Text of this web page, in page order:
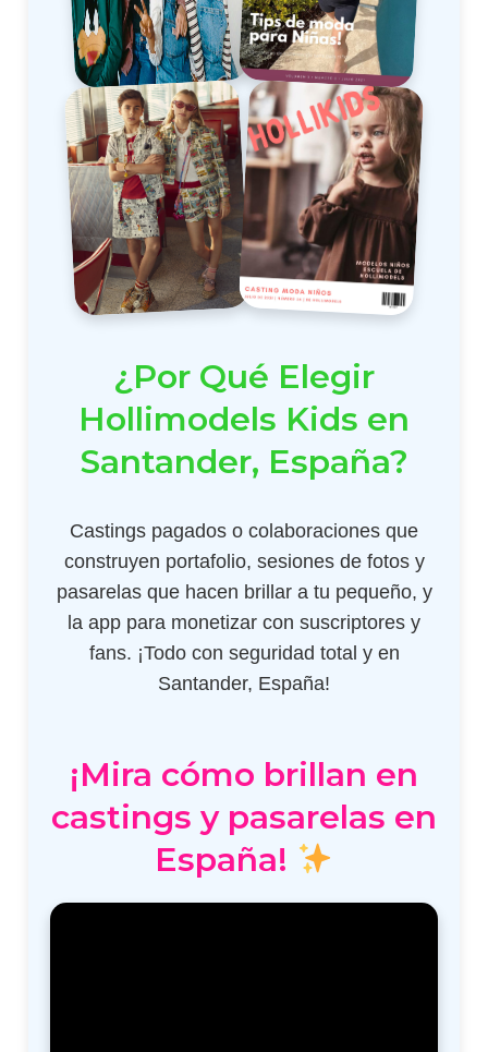
¿Por Qué Elegir
Hollimodels Kids en
Santander, España?
Castings pagados o colaboraciones que
construyen portafolio, sesiones de fotos y
pasarelas que hacen brillar a tu pequeño, y
la app para monetizar con suscriptores y
fans. ¡Todo con seguridad total y en
Santander, España!
¡Mira cómo brillan en
castings y pasarelas en
España!